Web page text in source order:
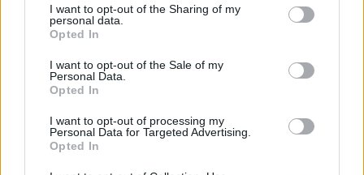
I want to opt-out of the Sharing of my
personal data.
Opted In
I want to opt-out of the Sale of my
Personal Data.
Opted In
I want to opt-out of processing my
Personal Data for Targeted Advertising.
Opted In
Josefa Volfová na serveru Šelmy.cz píše, že podle
paleontologických nálezů se šakal v evropské přírodě
objevil teprve po konci poslední doby ledové. Ze
středověku a raného novověku pak pocházejí údaje o jeho
výskytu pouze ze Středomoří, z pobřeží Jaderského a také
Černého moře. Jeho expanze naplno propukla až před
populace šakala roste a jednotlivá zvířata se objevují
severně a západně od původního balkánského areálu
rozšíření.